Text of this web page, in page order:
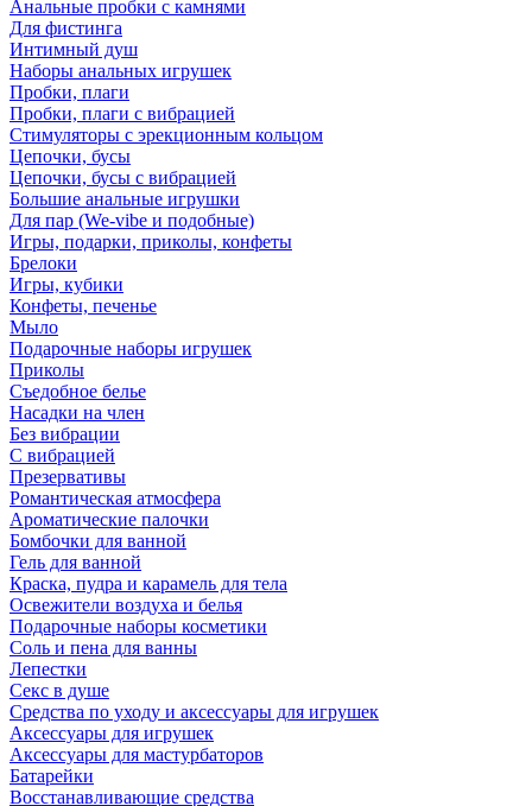
Анальные пробки с камнями
Для фистинга
Интимный душ
Наборы анальных игрушек
Пробки, плаги
Пробки, плаги с вибрацией
Стимуляторы с эрекционным кольцом
Цепочки, бусы
Цепочки, бусы с вибрацией
Большие анальные игрушки
Для пар (We-vibe и подобные)
Игры, подарки, приколы, конфеты
Брелоки
Игры, кубики
Конфеты, печенье
Мыло
Подарочные наборы игрушек
Приколы
Съедобное белье
Насадки на член
Без вибрации
С вибрацией
Презервативы
Романтическая атмосфера
Ароматические палочки
Бомбочки для ванной
Гель для ванной
Краска, пудра и карамель для тела
Освежители воздуха и белья
Подарочные наборы косметики
Соль и пена для ванны
Лепестки
Секс в душе
Средства по уходу и аксессуары для игрушек
Аксессуары для игрушек
Аксессуары для мастурбаторов
Батарейки
Восстанавливающие средства